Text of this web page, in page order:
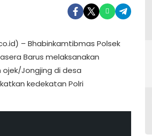
– Bhabinkamtibmas Polsek
Barus melaksanakan
Jongjing di desa
kedekatan Polri